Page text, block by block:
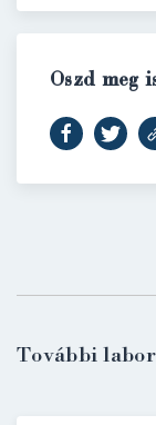
Oszd meg
További